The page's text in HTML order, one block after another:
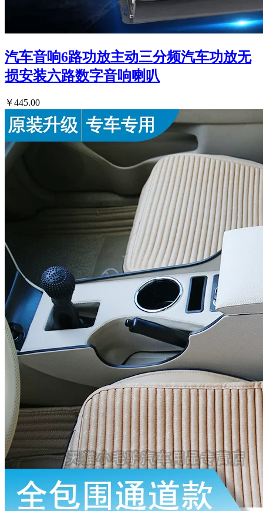
汽车音响6路功放主动三分频汽车功放无
损安装六路数字音响喇叭
￥445.00